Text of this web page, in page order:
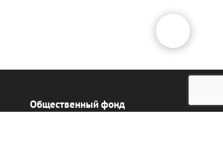
Общественный фонд